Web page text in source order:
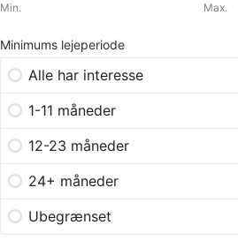
Min. Max.
Minimums lejeperiode
Alle har interesse
1-11 måneder
12-23 måneder
24+ måneder
Ubegrænset